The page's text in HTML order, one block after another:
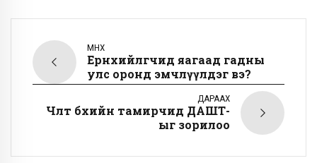
ӨМНӨХ
Ерөнхийлөгчид яагаад гадны
улс оронд эмчлүүлдэг вэ?
ДАРААХ
Чөлөөт бөхийн тамирчид ДАШТ-
ыг зорилоо